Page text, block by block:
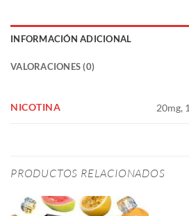
INFORMACIÓN ADICIONAL
VALORACIONES (0)
NICOTINA 20mg,
PRODUCTOS RELACIONADOS